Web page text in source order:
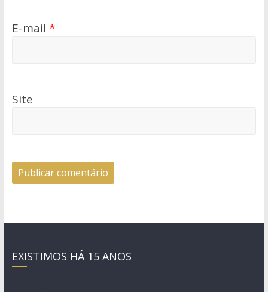
E-mail *
Site
EXISTIMOS HÁ 15 ANOS